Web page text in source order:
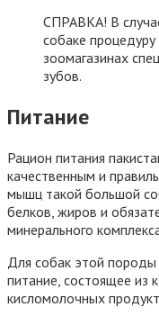
СПРАВКА! В
собаке процедуру
зоомагазинах
зубов.
Питание
Рацион питания
качественным и
мышц такой большой
белков, жиров и
минерального
Для собак этой породы
питание, состоящее из
кисломолочных